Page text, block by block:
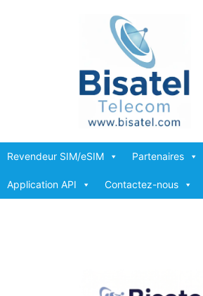
Revendeur SIM/eSIM Partenaires
Application API Contactez-nous